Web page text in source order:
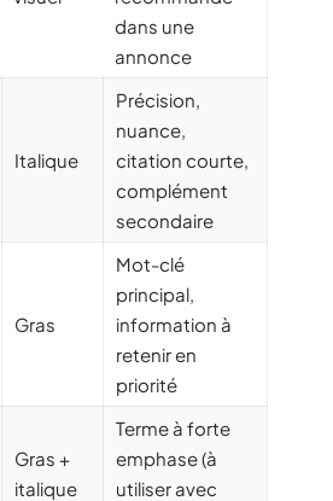
dans une
annonce
Italique
Précision,
nuance,
citation courte,
complément
secondaire
Gras
Mot-clé
principal,
information à
retenir en
priorité
Gras +
italique
Terme à forte
emphase (à
utiliser avec